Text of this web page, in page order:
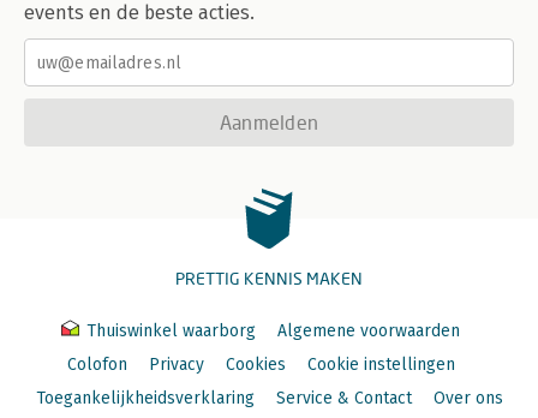
events en de beste acties.
Aanmelden
PRETTIG KENNIS MAKEN
Thuiswinkel waarborg
Algemene voorwaarden
Colofon
Privacy Cookies
Cookie instellingen
Toegankelijkheidsverklaring
Service & Contact Over ons